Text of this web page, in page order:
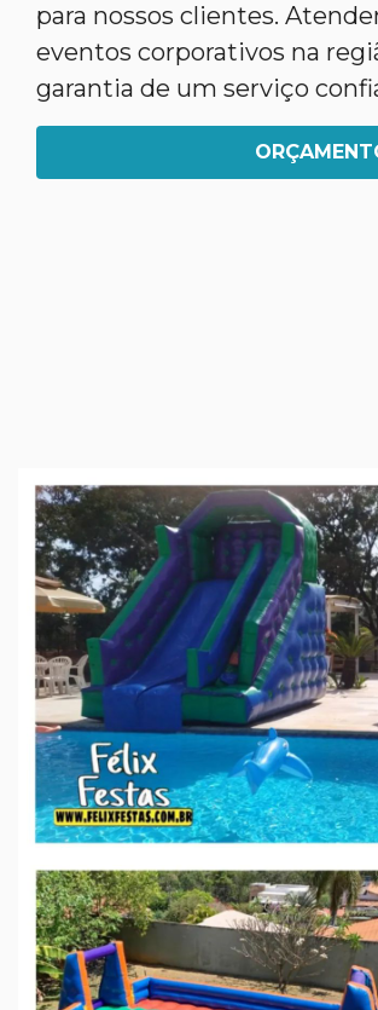
para nossos clientes.
eventos corporativos na
garantia de um serviço